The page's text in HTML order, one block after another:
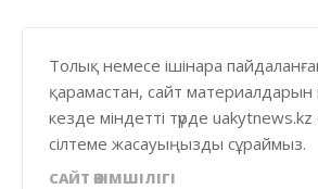
Толық немесе ішінара
қарамастан, сайт материалдарын
кезде міндетті түрде
сілтеме жасауыңызды сұраймыз.
САЙТ ӘКІМШІЛІГІ